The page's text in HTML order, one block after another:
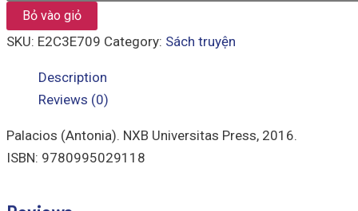
Bỏ vào giỏ
SKU: E2C3E709 Category: Sách truyện
Description
Reviews (0)
Palacios (Antonia). NXB Universitas Press, 2016.
ISBN: 9780995029118